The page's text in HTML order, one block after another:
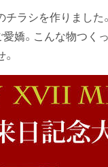
ラシを作りました
嬌。こんな物つく